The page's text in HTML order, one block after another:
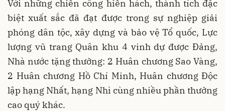
Với những chiến công hiển hách, thành tích đặc
biệt xuất sắc đã đạt được trong sự nghiệp giải
phóng dân tộc, xây dựng và bảo vệ Tổ quốc, Lực
lượng vũ trang Quân khu 4 vinh dự được Đảng,
Nhà nước tặng thưởng: 2 Huân chương Sao Vàng,
2 Huân chương Hồ Chí Minh, Huân chương Độc
lập hạng Nhất, hạng Nhì cùng nhiều phần thưởng
cao quý khác.